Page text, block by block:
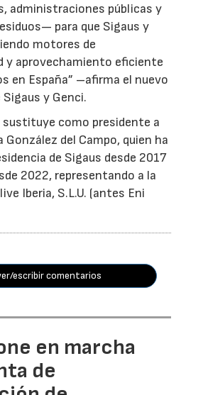
administraciones públicas y
para que Sigaus y
motores de
y aprovechamiento eficiente
en España” –afirma el nuevo
y Genci.
sustituye como presidente a
González del Campo, quien ha
de Sigaus desde 2017
2022, representando a la
Iberia, S.L.U. (antes Eni
escribir comentarios
en marcha
de